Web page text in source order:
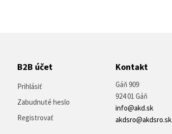
B2B účet
Prihlásiť
Zabudnuté heslo
Registrovať
Kontakt
Gáň 909
924 01 Gáň
info@akd.sk
akdsro@akdsro.sk